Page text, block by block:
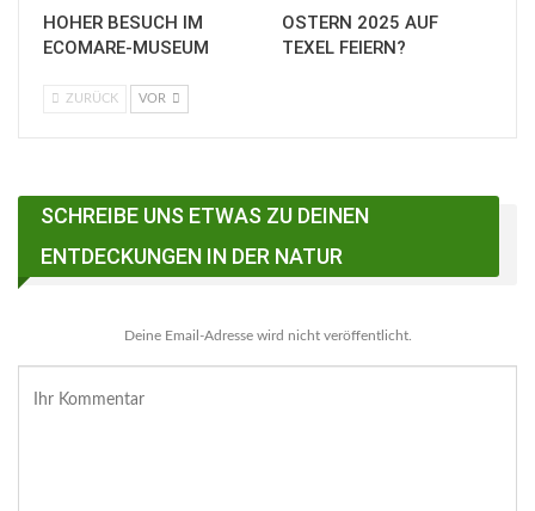
HOHER BESUCH IM
ECOMARE-MUSEUM
OSTERN 2025 AUF
TEXEL FEIERN?
ZURÜCK VOR
SCHREIBE UNS ETWAS ZU DEINEN
ENTDECKUNGEN IN DER NATUR
Deine Email-Adresse wird nicht veröffentlicht.